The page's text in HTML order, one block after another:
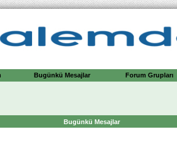
Bugünkü Mesajlar Forum Grupları
Bugünkü Mesajlar